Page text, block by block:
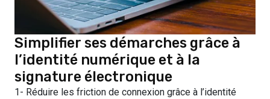
Simplifier ses démarches grâce à
l’identité numérique et à la
signature électronique
1- Réduire les friction de connexion grâce à l’identité